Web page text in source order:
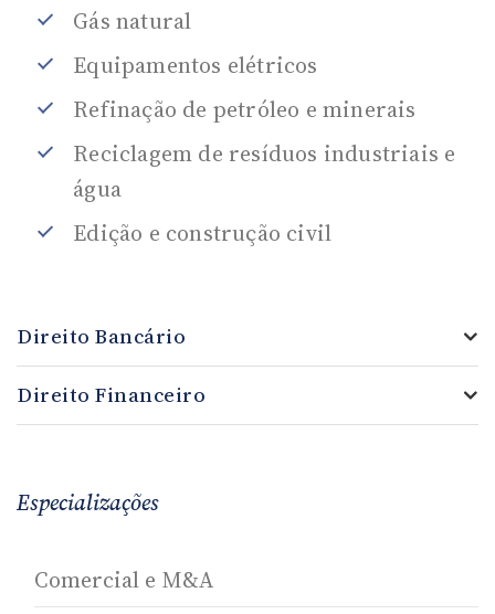
Gás natural
Equipamentos elétricos
Refinação de petróleo e minerais
Reciclagem de resíduos industriais e
água
Edição e construção civil
Direito Bancário
Direito Financeiro
Especializações
Comercial e M&A